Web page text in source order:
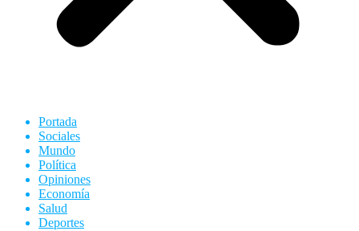
Portada
Sociales
Mundo
Política
Opiniones
Economía
Salud
Deportes